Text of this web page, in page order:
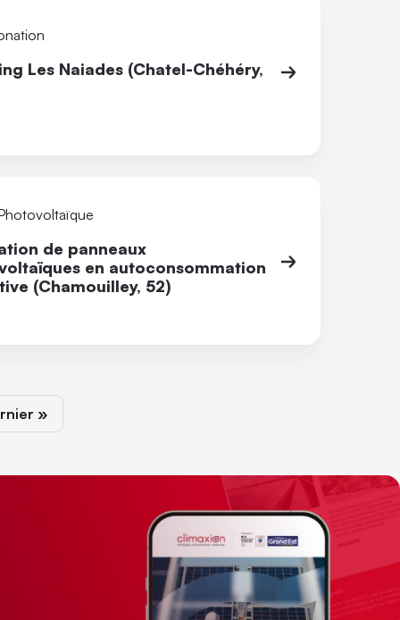
Les Naiades (Chatel-Chéhéry,
de panneaux
en autoconsommation
(Chamouilley, 52)
page
»